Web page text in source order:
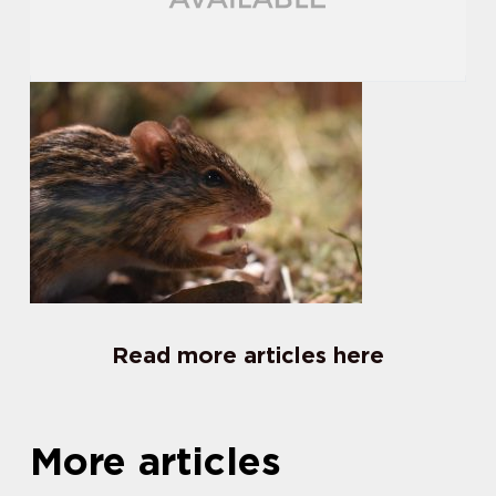
Read more articles here
More articles